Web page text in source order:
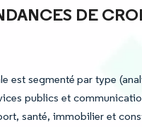
DE
est segmenté par type
publics et
santé, immobilier et